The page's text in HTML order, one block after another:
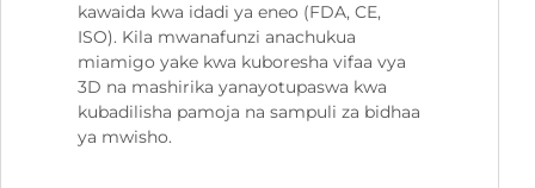
kawaida kwa idadi ya eneo (FDA, CE,
ISO). Kila mwanafunzi anachukua
miamigo yake kwa kuboresha vifaa vya
3D na mashirika yanayotupaswa kwa
kubadilisha pamoja na sampuli za bidhaa
ya mwisho.